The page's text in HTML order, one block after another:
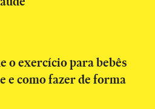
o exercício para bebês
e como fazer de forma